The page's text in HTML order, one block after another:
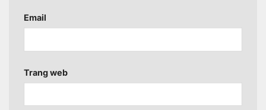
Email
Trang web